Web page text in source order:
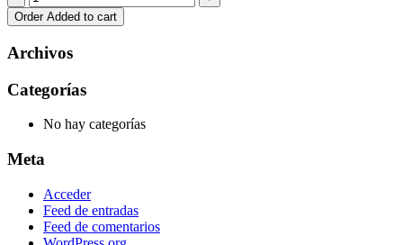
Order Added to cart
Archivos
Categorías
No hay categorías
Meta
Acceder
Feed de entradas
Feed de comentarios